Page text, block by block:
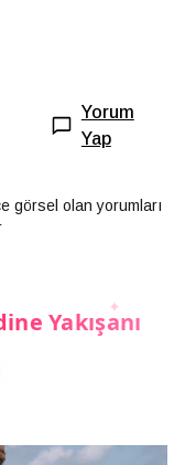
Yorum
Yap
görsel olan yorumları
Yakışanı